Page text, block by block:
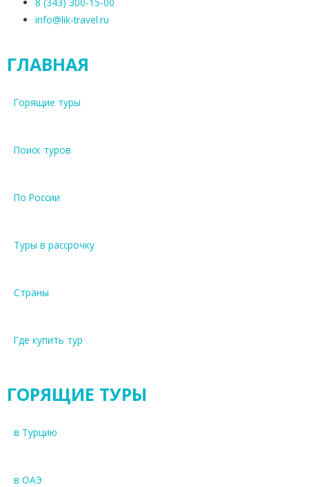
info@lik-travel.ru
ГЛАВНАЯ
Горящие туры
Поиск туров
По России
Туры в рассрочку
Страны
Где купить тур
ГОРЯЩИЕ ТУРЫ
в Турцию
в ОАЭ